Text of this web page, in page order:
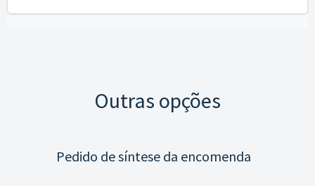
Outras opções
Pedido de síntese da encomenda